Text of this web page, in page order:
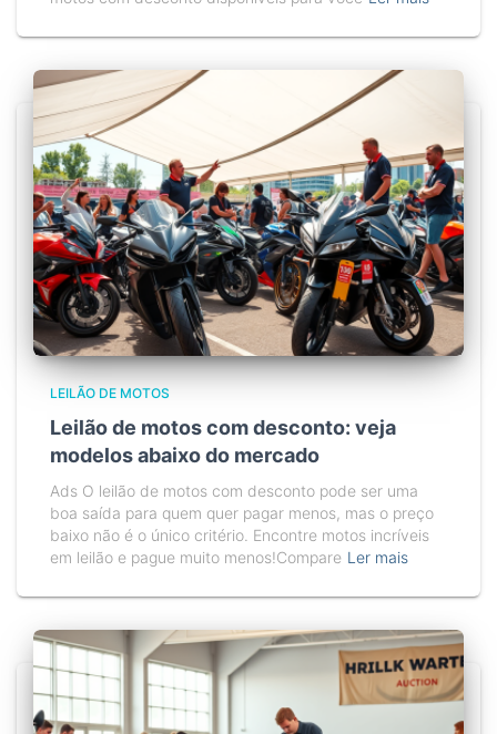
LEILÃO DE MOTOS
Leilão de motos com desconto: veja
modelos abaixo do mercado
Ads O leilão de motos com desconto pode ser uma
boa saída para quem quer pagar menos, mas o preço
baixo não é o único critério. Encontre motos incríveis
em leilão e pague muito menos!Compare Ler mais